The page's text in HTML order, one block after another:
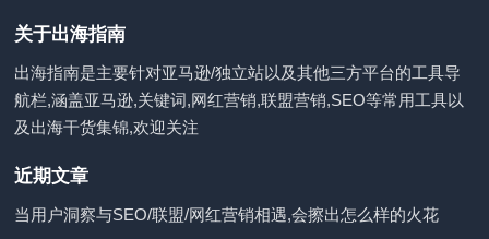
关于出海指南
出海指南是主要针对亚马逊/独立站以及其他三方平台的工具导
航栏,涵盖亚马逊,关键词,网红营销,联盟营销,SEO等常用工具以
及出海干货集锦,欢迎关注
近期文章
当用户洞察与SEO/联盟/网红营销相遇,会擦出怎么样的火花